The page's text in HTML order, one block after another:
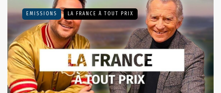
EMISSIONS LA FRANCE À TOUT PRIX